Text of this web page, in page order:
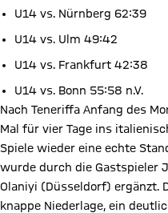
U14 vs. Nürnberg 62:39
U14 vs. Ulm 49:42
U14 vs. Frankfurt 42:38
U14 vs. Bonn 55:58 n.V.
Nach Teneriffa Anfang des
Mal für vier Tage ins
Spiele wieder eine echte
wurde durch die Gastspieler
Olaniyi (Düsseldorf) ergänzt.
knappe Niederlage, ein